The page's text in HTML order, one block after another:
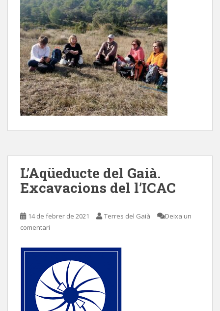
L’Aqüeducte del Gaià.
Excavacions del l’ICAC
14 de febrer de 2021 Terres del Gaià
Deixa un
comentari